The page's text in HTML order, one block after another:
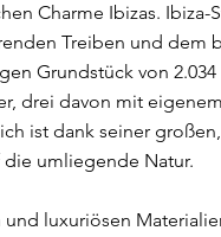
Charme Ibizas. Ibiza-
Treiben und dem
Grundstück von
drei davon mit
ist dank seiner
umliegende Natur.
luxuriösen